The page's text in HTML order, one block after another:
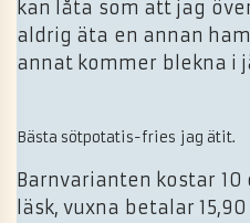
kan låta som att jag
aldrig äta en annan
annat kommer blekna i
Bästa sötpotatis-fries jag ätit.
Barnvarianten kostar
läsk, vuxna betalar